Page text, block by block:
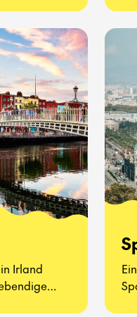
Irland